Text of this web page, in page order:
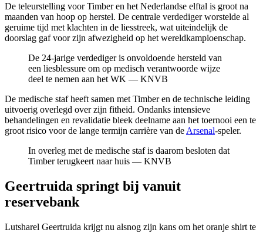
De teleurstelling voor Timber en het Nederlandse elftal is groot na
maanden van hoop op herstel. De centrale verdediger worstelde al
geruime tijd met klachten in de liesstreek, wat uiteindelijk de
doorslag gaf voor zijn afwezigheid op het wereldkampioenschap.
De 24-jarige verdediger is onvoldoende hersteld van
een liesblessure om op medisch verantwoorde wijze
deel te nemen aan het WK — KNVB
De medische staf heeft samen met Timber en de technische leiding
uitvoerig overlegd over zijn fitheid. Ondanks intensieve
behandelingen en revalidatie bleek deelname aan het toernooi een te
groot risico voor de lange termijn carrière van de Arsenal-speler.
In overleg met de medische staf is daarom besloten dat
Timber terugkeert naar huis — KNVB
Geertruida springt bij vanuit
reservebank
Lutsharel Geertruida krijgt nu alsnog zijn kans om het oranje shirt te